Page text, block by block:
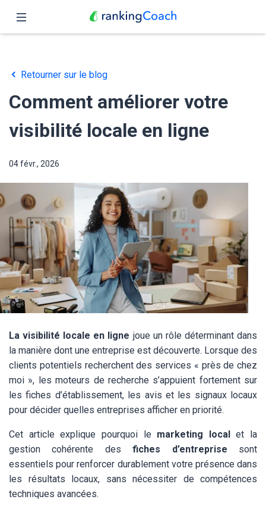
Fonctionnalités
Tarifs
Partenaires
Blog
Français
Retourner sur le blog
Comment améliorer votre
visibilité locale en ligne
04 févr., 2026
La visibilité locale en ligne joue un rôle déterminant dans
la manière dont une entreprise est découverte. Lorsque des
clients potentiels recherchent des services « près de chez
moi », les moteurs de recherche s’appuient fortement sur
les fiches d’établissement, les avis et les signaux locaux
pour décider quelles entreprises afficher en priorité.
Cet article explique pourquoi le marketing local
et la
gestion cohérente desfiches d’entreprise sont
essentiels pour renforcer durablement votre présence dans
les résultats locaux, sans nécessiter de compétences
techniques avancées.